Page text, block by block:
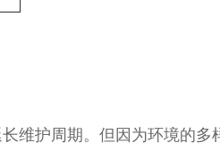
维护周期。但因为环境的多